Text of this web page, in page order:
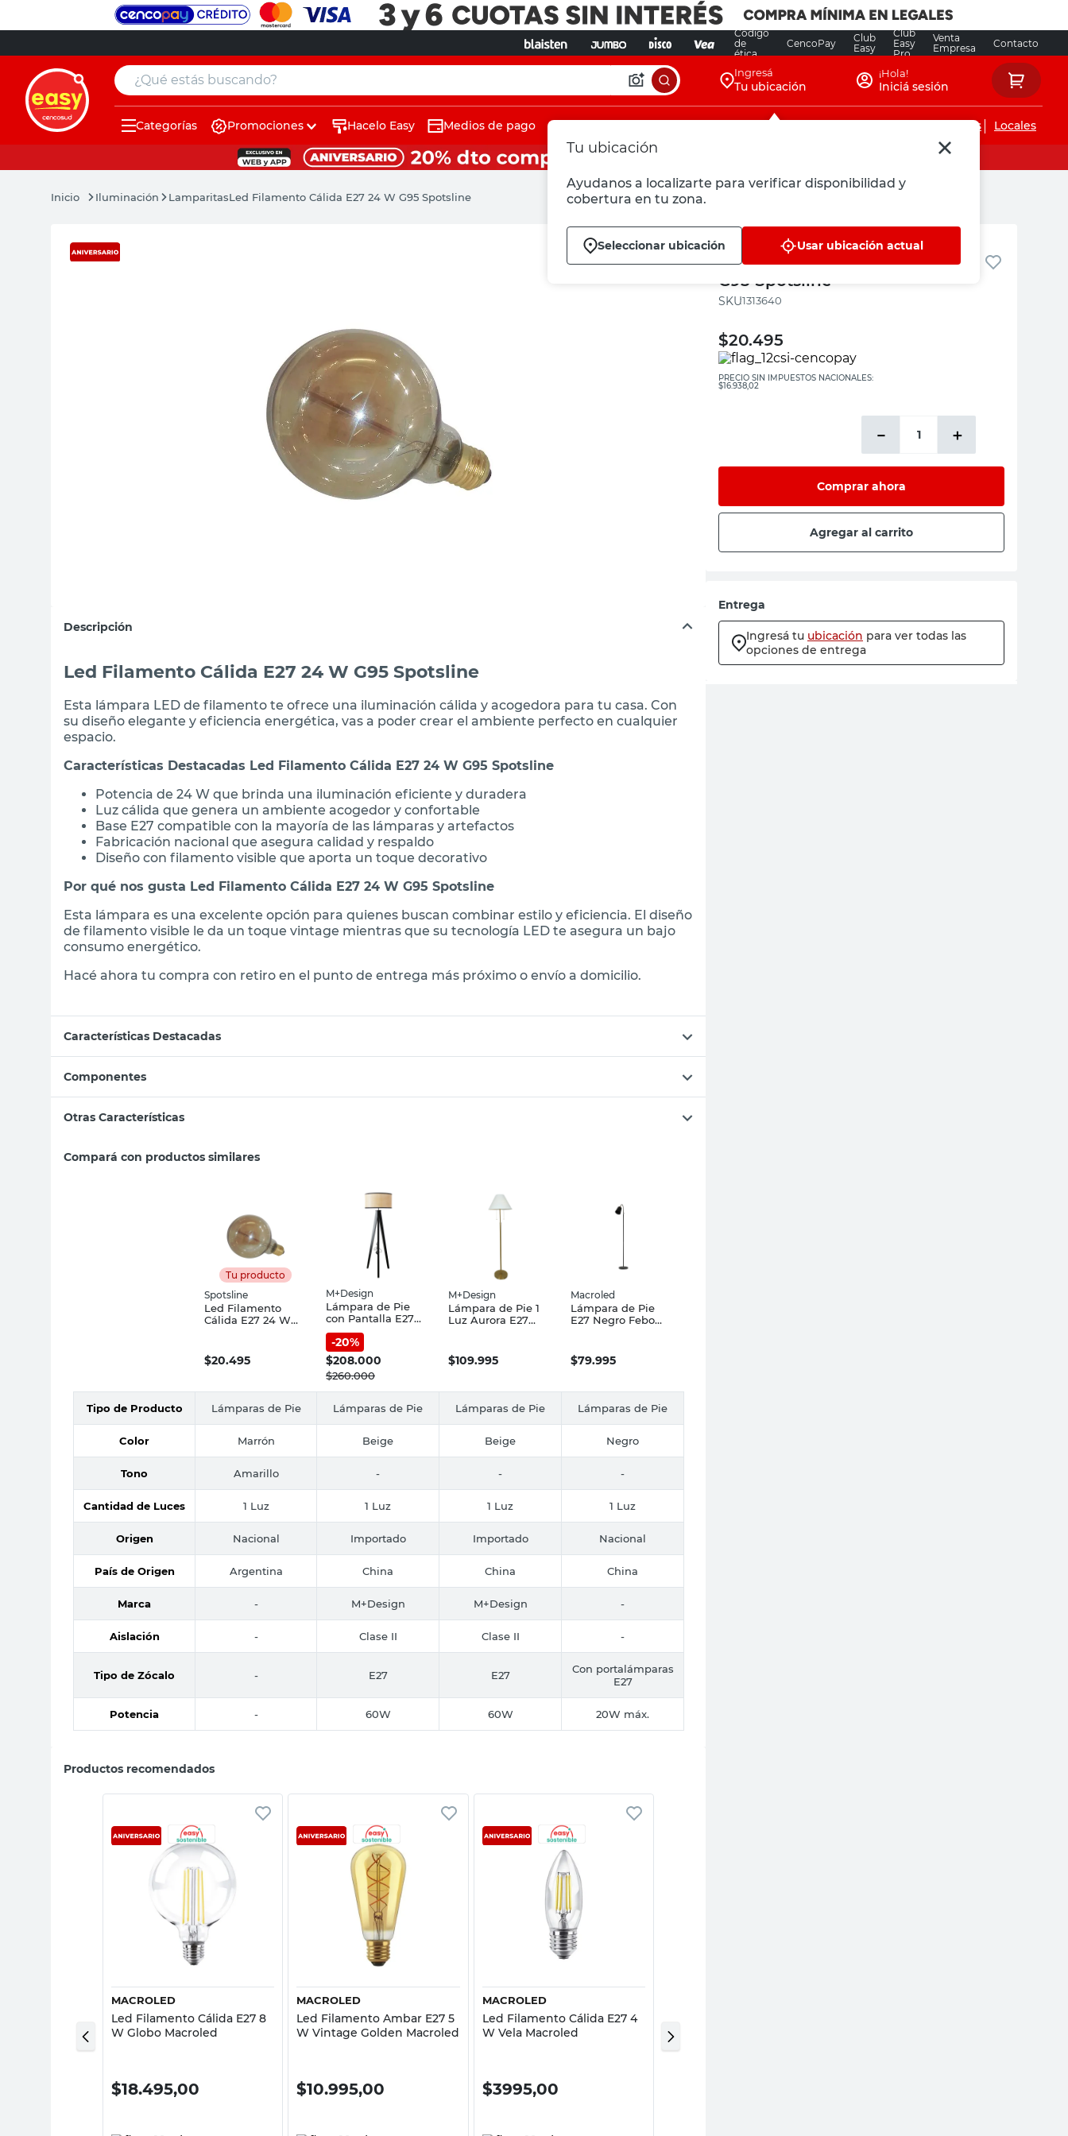
Código
de
ética
CencoPay
Club
Easy
Club
Easy
Pro
Venta
Empresa
Contacto
¿Qué estás buscando? Ingresá
Tu ubicación
Tu ubicación
Ayudanos a localizarte para verificar disponibilidad y
cobertura en tu zona.
Seleccionar ubicación Usar ubicación actual
¡Hola!
Iniciá sesión
Categorías Promociones Hacelo Easy Medios de pago Servicios de instalaciones Locales
Iluminación LamparitasLed Filamento Cálida E27 24 W G95 Spotsline
Descripción
Led Filamento Cálida E27 24 W G95 Spotsline
Esta lámpara LED de filamento te ofrece una iluminación cálida y acogedora para tu casa. Con
su diseño elegante y eficiencia energética, vas a poder crear el ambiente perfecto en cualquier
espacio.
Características Destacadas Led Filamento Cálida E27 24 W G95 Spotsline
Potencia de 24 W que brinda una iluminación eficiente y duradera
Luz cálida que genera un ambiente acogedor y confortable
Base E27 compatible con la mayoría de las lámparas y artefactos
Fabricación nacional que asegura calidad y respaldo
Diseño con filamento visible que aporta un toque decorativo
Por qué nos gusta Led Filamento Cálida E27 24 W G95 Spotsline
Esta lámpara es una excelente opción para quienes buscan combinar estilo y eficiencia. El diseño
de filamento visible le da un toque vintage mientras que su tecnología LED te asegura un bajo
consumo energético.
Hacé ahora tu compra con retiro en el punto de entrega más próximo o envío a domicilio.
Características Destacadas
Componentes
Otras Características
Compará con productos similares
Tu producto
Spotsline
Led Filamento
Cálida E27 24 W
$20.495
M+Design
Lámpara de Pie
con Pantalla E27
Beige Con pantalla
M+Design
-20%
$208.000
$260.000
M+Design
Lámpara de Pie 1
Luz Aurora E27
$109.995
Macroled
Lámpara de Pie
E27 Negro Febo
$79.995
Tipo de Producto Lámparas de Pie Lámparas de Pie Lámparas de Pie Lámparas de Pie
Color Marrón Beige Beige Negro
Tono Amarillo - - -
Cantidad de Luces 1 Luz 1 Luz 1 Luz 1 Luz
Origen Nacional Importado Importado Nacional
País de Origen Argentina China China China
Marca - M+Design M+Design -
Aislación - Clase II Clase II -
Tipo de Zócalo - E27 E27
Con portalámparas
E27
Potencia - 60W 60W 20W máx.
Productos recomendados
Vista rápida
MACROLED
Led Filamento Cálida E27 8
W Globo Macroled
$18.495,00
Vista rápida
MACROLED
Led Filamento Ambar E27 5
W Vintage Golden Macroled
$10.995,00
Vista rápida
MACROLED
Led Filamento Cálida E27 4
W Vela Macroled
$3995,00
E27 4 W Smoky 7920
Candela Led
Spotsline
Led Filamento Cálida E27 24 W
G95 Spotsline
:1313640
$20.495
PRECIO SIN IMPUESTOS NACIONALES:
$16.938,02
＋
－
Comprar ahora
Agregar al carrito
Entrega
Ingresá tu ubicación para ver todas las
opciones de entrega
muebles